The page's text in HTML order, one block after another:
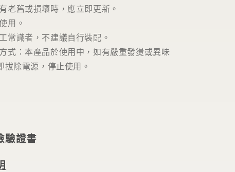
老舊或損壞時，應立即更新。
用。
常識者，不建議自行裝配。
式：本產品於使用中，如有嚴重發燙或異味
拔除電源，停止使用。
驗證書